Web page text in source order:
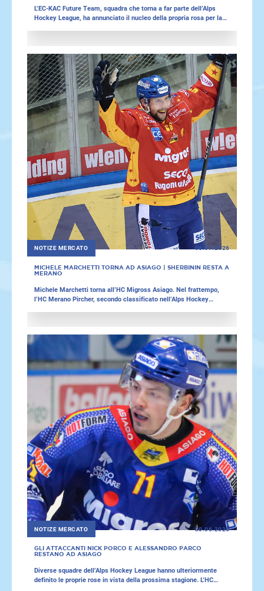
L’EC-KAC Future Team, squadra che torna a far parte dell’Alps
Hockey League, ha annunciato il nucleo della propria rosa per la
hanno annunciato nuovi acquisti e rinnovi contrattuali.
NOTIZE MERCATO 06.07.2026
MICHELE MARCHETTI TORNA AD ASIAGO | SHERBININ RESTA A
MERANO
Michele Marchetti torna all’HC Migross Asiago. Nel frattempo,
l’HC Merano Pircher, secondo classificato nell’Alps Hockey
rinnovato il contratto a Fabian Gschliesser.
NOTIZE MERCATO 30.06.2026
GLI ATTACCANTI NICK PORCO E ALESSANDRO PARCO
RESTANO AD ASIAGO
Diverse squadre dell’Alps Hockey League hanno ulteriormente
definito le proprie rose in vista della prossima stagione. L’HC